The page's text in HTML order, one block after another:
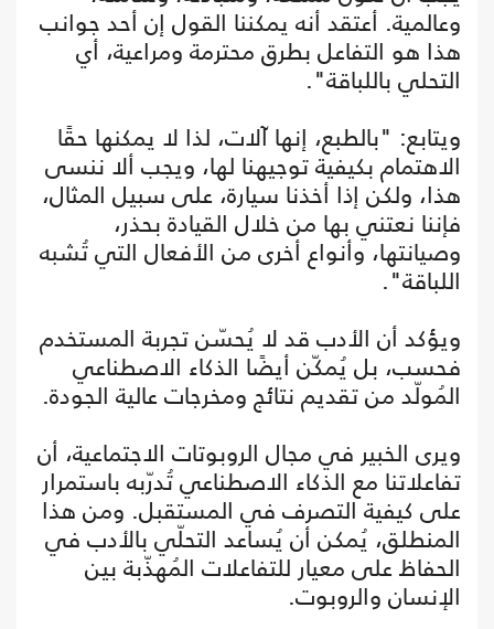
وعالمية. أعتقد أنه يمكننا القول إن أحد جوانب
هذا هو التفاعل بطرق محترمة ومراعية، أي
التحلي باللباقة".
ويتابع: "بالطبع، إنها آلات، لذا لا يمكنها حقًا
الاهتمام بكيفية توجيهنا لها، ويجب ألا ننسى
هذا، ولكن إذا أخذنا سيارة، على سبيل المثال،
فإننا نعتني بها من خلال القيادة بحذر،
وصيانتها، وأنواع أخرى من الأفعال التي تُشبه
اللباقة".
ويؤكد أن الأدب قد لا يُحسّن تجربة المستخدم
فحسب، بل يُمكّن أيضًا الذكاء الاصطناعي
المُولّد من تقديم نتائج ومخرجات عالية الجودة.
ويرى الخبير في مجال الروبوتات الاجتماعية، أن
تفاعلاتنا مع الذكاء الاصطناعي تُدرّبه باستمرار
على كيفية التصرف في المستقبل. ومن هذا
المنطلق، يُمكن أن يُساعد التحلّي بالأدب في
الحفاظ على معيار للتفاعلات المُهذّبة بين
الإنسان والروبوت.